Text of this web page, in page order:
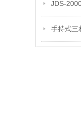
JDS-
手持式三